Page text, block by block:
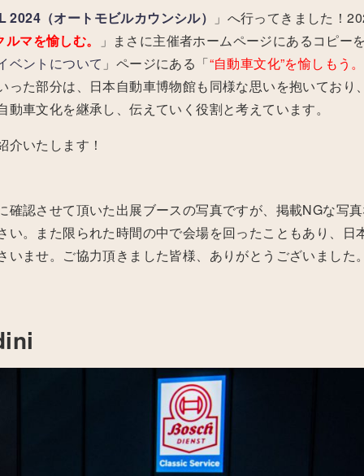
（オートモビルカウンシル）
」へ行ってきました！
マを愉しむ。
」まさに主催者ホームページにあるコピー
ベントについて 」ページにある「“自動車文化”を愉しもう。
った部分は、日本自動車博物館も同様な思いを抱いており
車文化を継承し、伝えていく役割と考えています。
いたします！
認させて頂いた出展ブースの写真ですが、掲載NGな写
。また限られた時間の中で会場を回ったこともあり、日
ませ。ご協力頂きました皆様、ありがとうございました